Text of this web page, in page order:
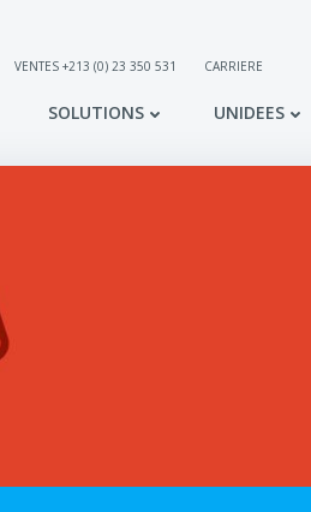
VENTES +213 (0) 23 350 531 CARRIERE
SOLUTIONS UNIDEES